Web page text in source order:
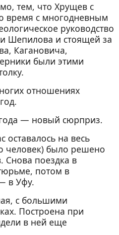
тем, что Хрущев с
время с многодневным
руководство
Шепилова и стоящей за
Кагановича,
были этими
отношениях
— новый сюрприз.
оставалось на весь
человек) было решено
Снова поездка в
потом в
в Уфу.
с большими
Построена при
в ней еще